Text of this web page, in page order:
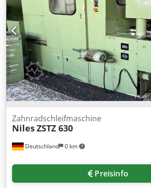
Schleifscheibendurchmesser: 270mm/
Schleifscheibenbohrung: 127mm,
Schleifscheibendrehzahl: 2450U/min,
10000kg. Inklusive Papierbandfilter,
Wechselrädern und Ölnebelabsaugung.
Absprache möglich. Dcedpfx Aiozrn Nhogjk
Deutschland 0 km
Zahnradschleifmaschine
NilesZSTZ 630
Preisinfo